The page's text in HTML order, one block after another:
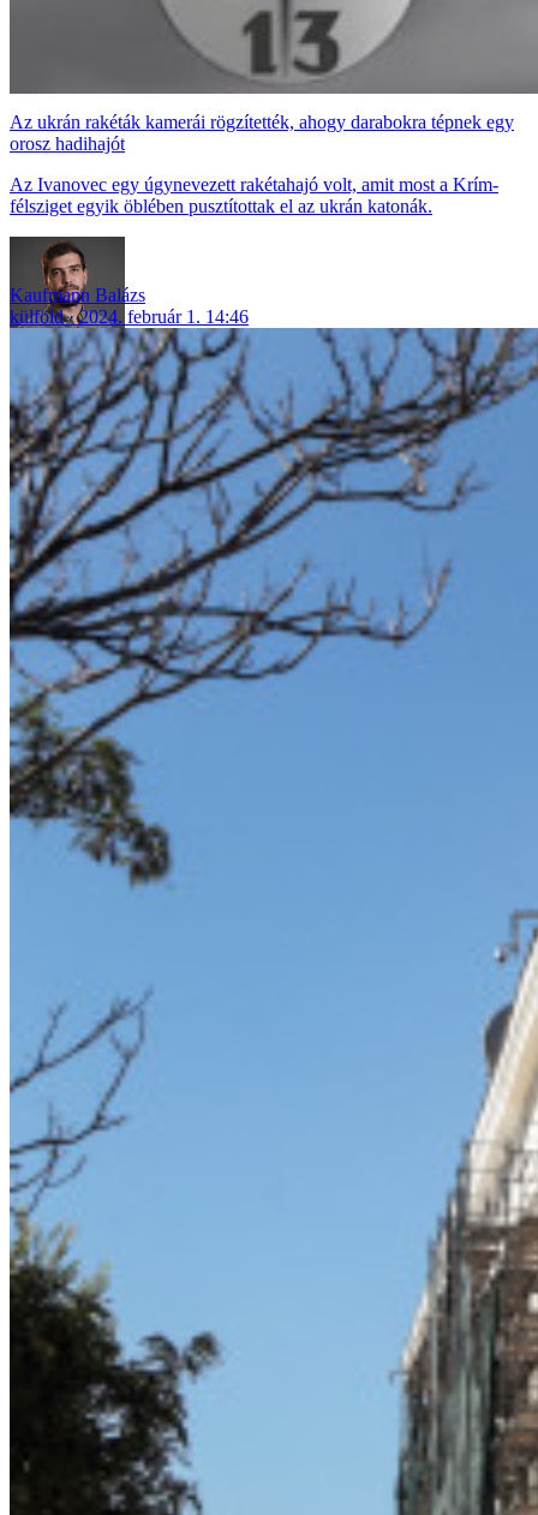
Az ukrán rakéták kamerái rögzítették, ahogy darabokra tépnek egy
orosz hadihajót
Az Ivanovec egy úgynevezett rakétahajó volt, amit most a Krím-
félsziget egyik öblében pusztítottak el az ukrán katonák.
Kaufmann Balázs
külföld
2024. február 1. 14:46